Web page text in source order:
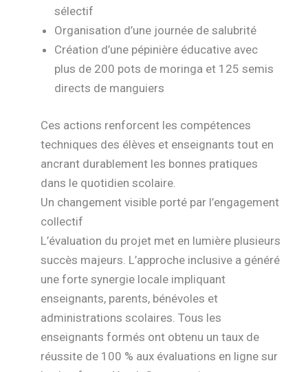
sélectif
Organisation d’une journée de salubrité
Création d’une pépinière éducative avec
plus de 200 pots de moringa et 125 semis
directs de manguiers
Ces actions renforcent les compétences
techniques des élèves et enseignants tout en
ancrant durablement les bonnes pratiques
dans le quotidien scolaire.
Un changement visible porté par l’engagement
collectif
L’évaluation du projet met en lumière plusieurs
succès majeurs. L’approche inclusive a généré
une forte synergie locale impliquant
enseignants, parents, bénévoles et
administrations scolaires. Tous les
enseignants formés ont obtenu un taux de
réussite de 100 % aux évaluations en ligne sur